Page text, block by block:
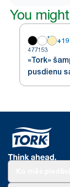
You
+19
477153
«Tork»
pusdienu